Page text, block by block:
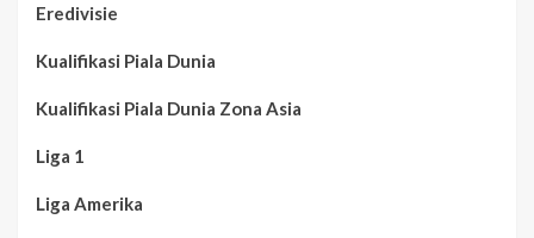
Eredivisie
Kualifikasi Piala Dunia
Kualifikasi Piala Dunia Zona Asia
Liga 1
Liga Amerika